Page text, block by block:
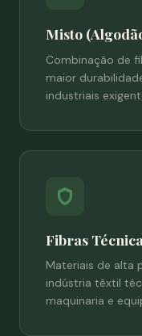
Misto
Combinação de
maior
industriais
Fibras
Materiais de alta
indústria têxtil
maquinaria e